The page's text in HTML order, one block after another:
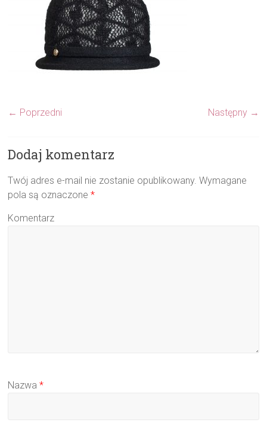
← Poprzedni Następny →
Dodaj komentarz
Twój adres e-mail nie zostanie opublikowany. Wymagane
pola są oznaczone*
Komentarz
Nazwa*